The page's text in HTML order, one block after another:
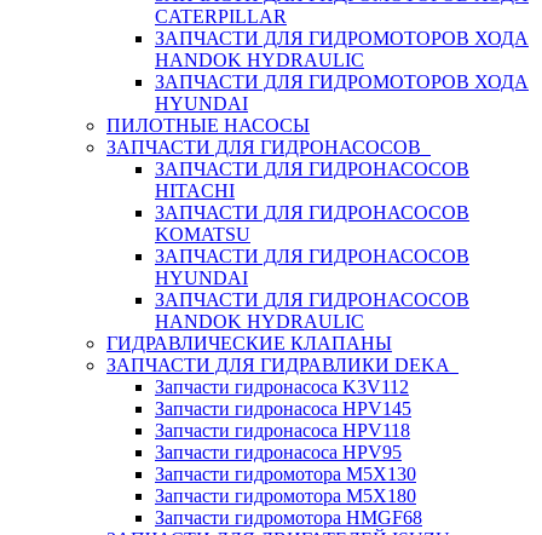
CATERPILLAR
ЗАПЧАСТИ ДЛЯ ГИДРОМОТОРОВ ХОДА
HANDOK HYDRAULIC
ЗАПЧАСТИ ДЛЯ ГИДРОМОТОРОВ ХОДА
HYUNDAI
ПИЛОТНЫЕ НАСОСЫ
ЗАПЧАСТИ ДЛЯ ГИДРОНАСОСОВ
ЗАПЧАСТИ ДЛЯ ГИДРОНАСОСОВ
HITACHI
ЗАПЧАСТИ ДЛЯ ГИДРОНАСОСОВ
KOMATSU
ЗАПЧАСТИ ДЛЯ ГИДРОНАСОСОВ
HYUNDAI
ЗАПЧАСТИ ДЛЯ ГИДРОНАСОСОВ
HANDOK HYDRAULIC
ГИДРАВЛИЧЕСКИЕ КЛАПАНЫ
ЗАПЧАСТИ ДЛЯ ГИДРАВЛИКИ DEKA
Запчасти гидронасоса K3V112
Запчасти гидронасоса HPV145
Запчасти гидронасоса HPV118
Запчасти гидронасоса HPV95
Запчасти гидромотора M5X130
Запчасти гидромотора M5X180
Запчасти гидромотора HMGF68